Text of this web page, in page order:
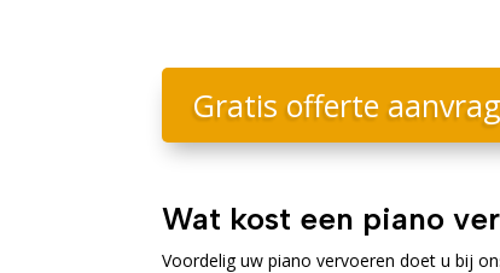
Gratis offerte
Wat kost een piano
Voordelig uw piano vervoeren doet u bij